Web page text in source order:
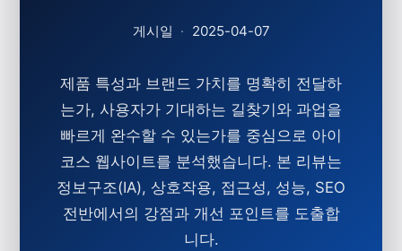
게시일 · 2025-04-07
제품 특성과 브랜드 가치를 명확히 전달하
는가, 사용자가 기대하는 길찾기와 과업을
빠르게 완수할 수 있는가를 중심으로 아이
코스 웹사이트를 분석했습니다. 본 리뷰는
정보구조(IA), 상호작용, 접근성, 성능, SEO
전반에서의 강점과 개선 포인트를 도출합
니다.